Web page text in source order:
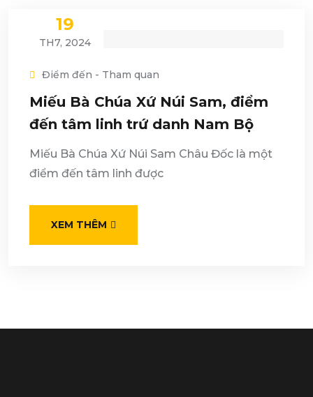
19
TH7, 2024
Điểm đến - Tham quan
Miếu Bà Chúa Xứ Núi Sam, điểm
đến tâm linh trứ danh Nam Bộ
Miếu Bà Chúa Xứ Núi Sam Châu Đốc là một
điểm đến tâm linh được
XEM THÊM